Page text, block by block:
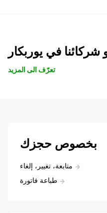
شركائنا في يوربكار
تعرّف الى المزيد
بخصوص حجزك
متابعة، تغيير، إلغاء
طباعة فاتورة